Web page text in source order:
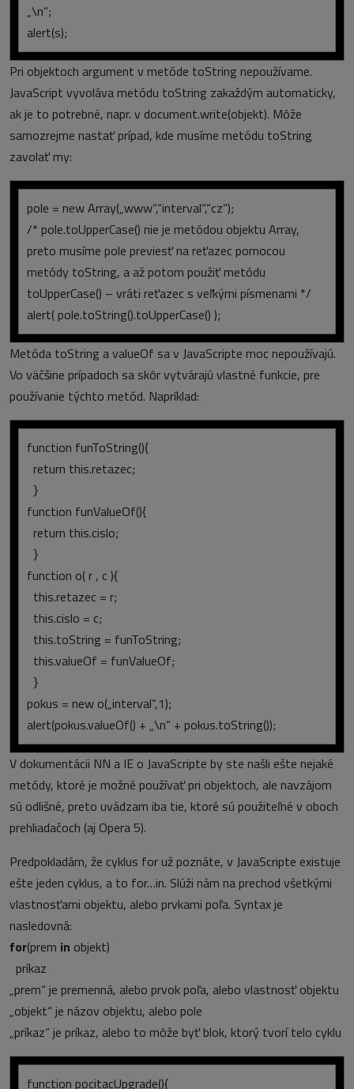
„\n“;
alert(s);
Pri objektoch argument v metóde toString nepoužívame.
JavaScript vyvoláva metódu toString zakaždým automaticky,
ak je to potrebné, napr. v document.write(objekt). Môže
samozrejme nastať prípad, kde musíme metódu toString
zavolať my:
pole = new Array(„www“,“interval“,“cz“);
/* pole.toUpperCase() nie je metódou objektu Array,
preto musíme pole previesť na reťazec pomocou
metódy toString, a až potom použiť metódu
toUpperCase() – vráti reťazec s veľkými písmenami */
alert( pole.toString().toUpperCase() );
Metóda toString a valueOf sa v JavaScripte moc nepoužívajú.
Vo väčšine prípadoch sa skôr vytvárajú vlastné funkcie, pre
používanie týchto metód. Napríklad:
function funToString(){
return this.retazec;
}
function funValueOf(){
return this.cislo;
}
function o( r , c ){
this.retazec = r;
this.cislo = c;
this.toString = funToString;
this.valueOf = funValueOf;
}
pokus = new o(„interval“,1);
alert(pokus.valueOf() + „\n“ + pokus.toString());
V dokumentácii NN a IE o JavaScripte by ste našli ešte nejaké
metódy, ktoré je možné používať pri objektoch, ale navzájom
sú odlišné, preto uvádzam iba tie, ktoré sú použiteľné v oboch
prehliadačoch (aj Opera 5).
Predpokladám, že cyklus for už poznáte, v JavaScripte existuje
ešte jeden cyklus, a to for…in. Slúži nám na prechod všetkými
vlastnosťami objektu, alebo prvkami poľa. Syntax je
nasledovná:
for(prem in objekt)
príkaz
„prem“ je premenná, alebo prvok poľa, alebo vlastnosť objektu
„objekt“ je názov objektu, alebo pole
„príkaz“ je príkaz, alebo to môže byť blok, ktorý tvorí telo cyklu
function pocitacUpgrade(){